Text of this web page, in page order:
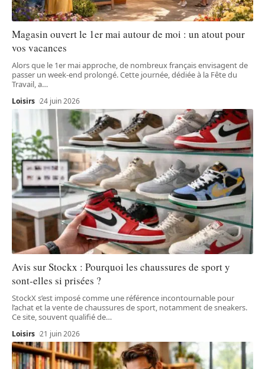
Magasin ouvert le 1er mai autour de moi : un atout pour
vos vacances
Alors que le 1er mai approche, de nombreux français envisagent de
passer un week-end prolongé. Cette journée, dédiée à la Fête du
Travail, a…
Loisirs 24 juin 2026
Avis sur Stockx : Pourquoi les chaussures de sport y
sont-elles si prisées ?
StockX s’est imposé comme une référence incontournable pour
l’achat et la vente de chaussures de sport, notamment de sneakers.
Ce site, souvent qualifié de…
Loisirs 21 juin 2026